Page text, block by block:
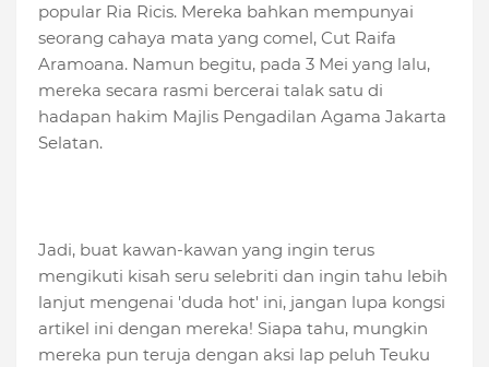
popular Ria Ricis. Mereka bahkan mempunyai
seorang cahaya mata yang comel, Cut Raifa
Aramoana. Namun begitu, pada 3 Mei yang lalu,
mereka secara rasmi bercerai talak satu di
hadapan hakim Majlis Pengadilan Agama Jakarta
Selatan.
Jadi, buat kawan-kawan yang ingin terus
mengikuti kisah seru selebriti dan ingin tahu lebih
lanjut mengenai 'duda hot' ini, jangan lupa kongsi
artikel ini dengan mereka! Siapa tahu, mungkin
mereka pun teruja dengan aksi lap peluh Teuku